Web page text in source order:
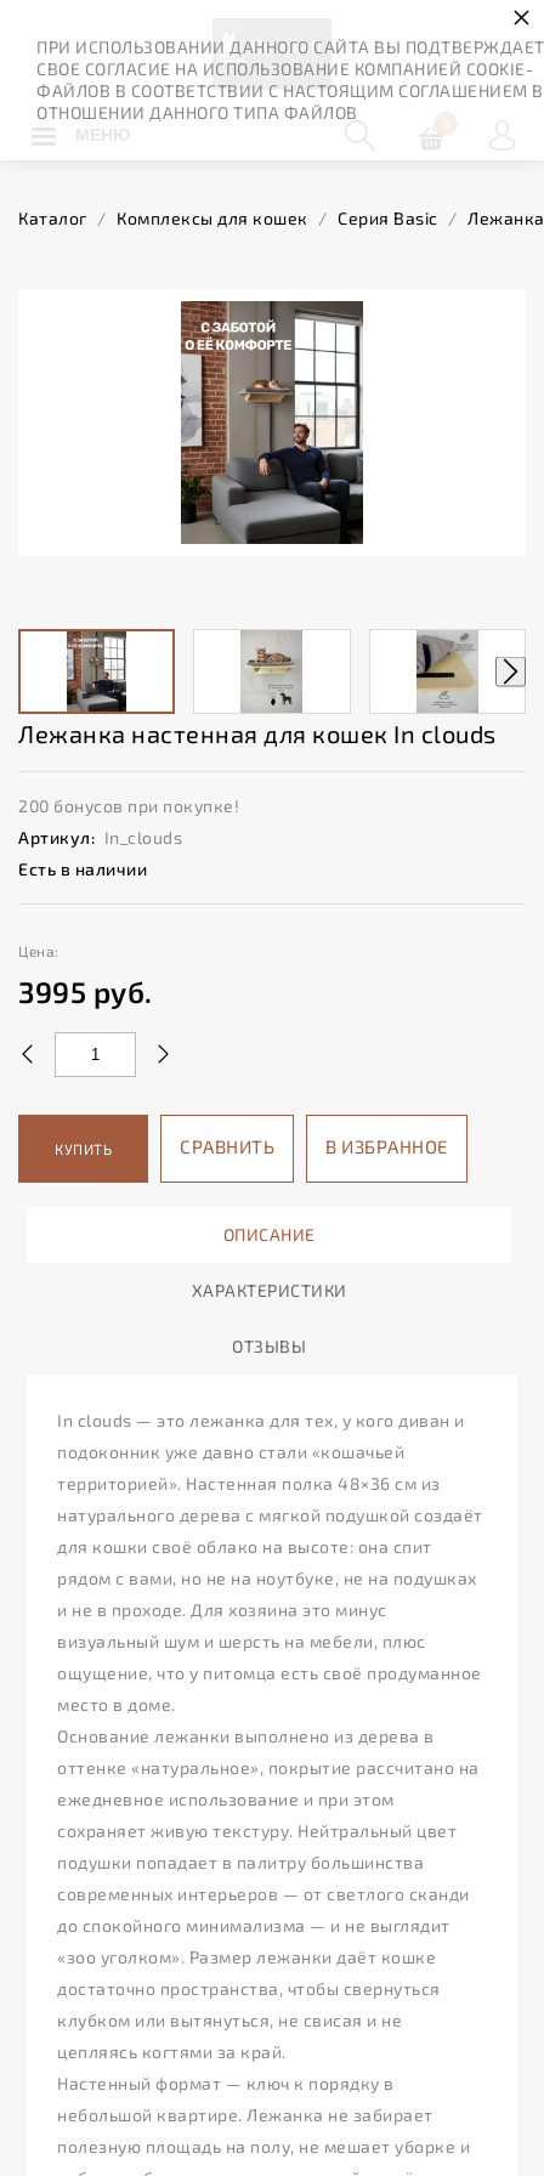
МЕНЮ
Каталог / Комплексы для кошек / Серия Basic /
Лежанка настенная для кошек In clouds
200 бонусов при покупке!
Артикул: In_clouds
Есть в наличии
Цена:
3995 руб.
КУПИТЬ СРАВНИТЬ В ИЗБРАННОЕ
ОПИСАНИЕ
ХАРАКТЕРИСТИКИ
ОТЗЫВЫ
In clouds — это лежанка для тех, у кого диван и
подоконник уже давно стали «кошачьей
территорией». Настенная полка 48×36 см из
натурального дерева с мягкой подушкой создаёт
для кошки своё облако на высоте: она спит
рядом с вами, но не на ноутбуке, не на подушках
и не в проходе. Для хозяина это минус
визуальный шум и шерсть на мебели, плюс
ощущение, что у питомца есть своё продуманное
место в доме.
Основание лежанки выполнено из дерева в
оттенке «натуральное», покрытие рассчитано на
ежедневное использование и при этом
сохраняет живую текстуру. Нейтральный цвет
подушки попадает в палитру большинства
современных интерьеров — от светлого сканди
до спокойного минимализма — и не выглядит
«зоо уголком». Размер лежанки даёт кошке
достаточно пространства, чтобы свернуться
клубком или вытянуться, не свисая и не
цепляясь когтями за край.
Настенный формат — ключ к порядку в
небольшой квартире. Лежанка не забирает
полезную площадь на полу, не мешает уборке и
ПРИ ИСПОЛЬЗОВАНИИ ДАННОГО САЙТА ВЫ
СВОЕ СОГЛАСИЕ НА ИСПОЛЬЗОВАНИЕ КОМПАНИЕЙ COOKIE-
ФАЙЛОВ В СООТВЕТСТВИИ С НАСТОЯЩИМ СОГЛАШЕНИЕМ В
ОТНОШЕНИИ ДАННОГО ТИПА ФАЙЛОВ
×